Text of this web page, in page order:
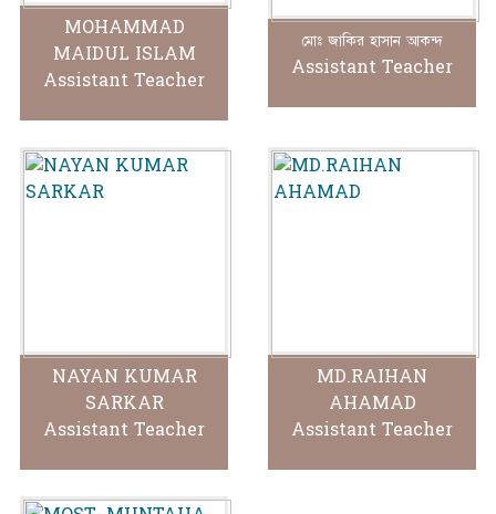
MOHAMMAD
MAIDUL ISLAM
Assistant Teacher
মোঃ জাকির হাসান আকন্দ
Assistant Teacher
NAYAN KUMAR
SARKAR
Assistant Teacher
MD.RAIHAN
AHAMAD
Assistant Teacher